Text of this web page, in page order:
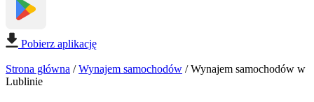
Pobierz aplikację
Strona główna /Wynajem samochodów /Wynajem samochodów w
Lublinie